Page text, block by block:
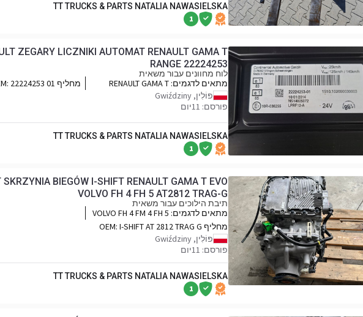
TT TRUCKS & PARTS NATALIA NAWASIELSKA
1
ZEGARY LICZNIKI AUTOMAT RENAULT GAMA T
RANGE 22224253
לוח מחוונים עבור משאית
מתאים לדגמים: RENAULT GAMA T
RANGE
מחליף OEM: 22224253 01
פּוֹלִין, Gwiździny
פורסם: 11יום
TT TRUCKS & PARTS NATALIA NAWASIELSKA
1
SKRZYNIA BIEGÓW I-SHIFT RENAULT GAMA T EVO
VOLVO FH 4 FH 5 AT2812 TRAG-G
תיבת הילוכים עבור משאית
מתאים לדגמים: VOLVO FH 4 FM 4 FH 5
FM 5 RENAULT GAMA T EVO
מחליף OEM: I-SHIFT AT 2812 TRAG G
פּוֹלִין, Gwiździny
פורסם: 11יום
TT TRUCKS & PARTS NATALIA NAWASIELSKA
1